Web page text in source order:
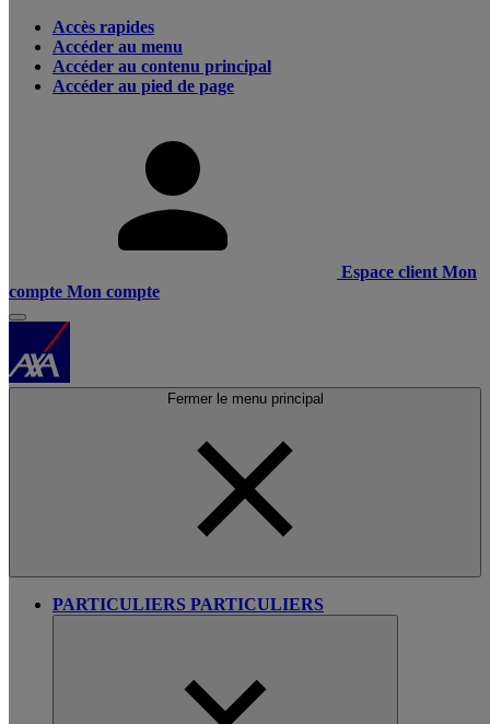
Accès rapides
Accéder au menu
Accéder au contenu principal
Accéder au pied de page
Espace client Mon
compte Mon compte
Fermer le menu principal
PARTICULIERS PARTICULIERS